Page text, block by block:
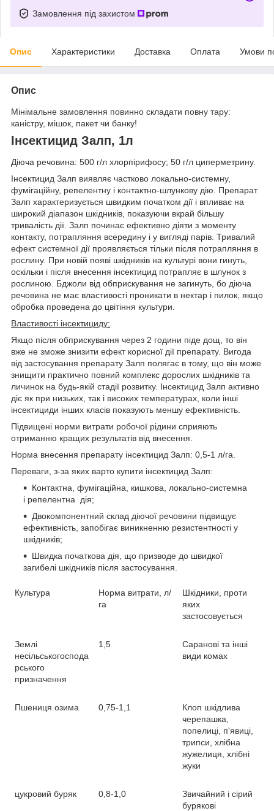
Замовлення під захистом
Опис Характеристики Доставка Оплата Умови
Опис
Мінімальне замовлення повинно складати повну тару:
каністру, мішок, пакет чи банку!
Інсектицид Залп, 1л
Діюча речовина: 500 г/л хлорпірифосу; 50 г/л циперметрину.
Інсектицид Залп виявляє частково локально-системну,
фумігаційну, репелентну і контактно-шлункову дію. Препарат
Залп характеризується швидким початком дії і впливає на
широкий діапазон шкідників, показуючи вкрай більшу
тривалість дії. Залп починає ефективно діяти з моменту
контакту, потрапляння всередину і у вигляді парів. Тривалий
ефект системної дії проявляється тільки після потрапляння в
рослину. При новій появі шкідників на культурі вони гинуть,
оскільки і після внесення інсектицид потрапляє в шлунок з
рослиною. Бджоли від обприскування не загинуть, бо діюча
речовина не має властивості проникати в нектар і пилок, якщо
обробка проведена до цвітіння культури.
Властивості інсектициду:
Якщо після обприскування через 2 години піде дощ, то він
вже не зможе знизити ефект корисної дії препарату. Вигода
від застосування препарату Залп полягає в тому, що він може
знищити практично повний комплекс дорослих шкідників та
личинок на будь-якій стадії розвитку. Інсектицид Залп активно
діє як при низьких, так і високих температурах, коли інші
інсектициди інших класів показують меншу ефективність.
Підвищені норми витрати робочої рідини сприяють
отриманню кращих результатів від внесення.
Норма внесення препарату інсектицид Залп: 0,5-1 л/га.
Переваги, з-за яких варто купити інсектицид Залп:
Контактна, фумігаційна, кишкова, локально-системна
і репелентна дія;
Двокомпонентний склад діючої речовини підвищує
ефективність, запобігає виникненню резистентності у
шкідників;
Швидка початкова дія, що призводе до швидкої
загибелі шкідників після застосування.
Культура
Норма витрати, л/
га
Шкідники, проти
яких
застосовується
Землі
несільськогоспода
рського
призначення
1,5
Саранові та інші
види комах
Пшениця озима 0,75-1,1
Клоп шкідлива
черепашка,
попелиці, п'явиці,
трипси, хлібна
жужелиця, хлібні
жуки
цукровий буряк 0,8-1,0
Звичайний і сірий
бурякові